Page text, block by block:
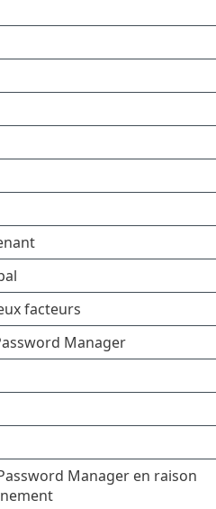
facteurs
Manager
Manager en raison